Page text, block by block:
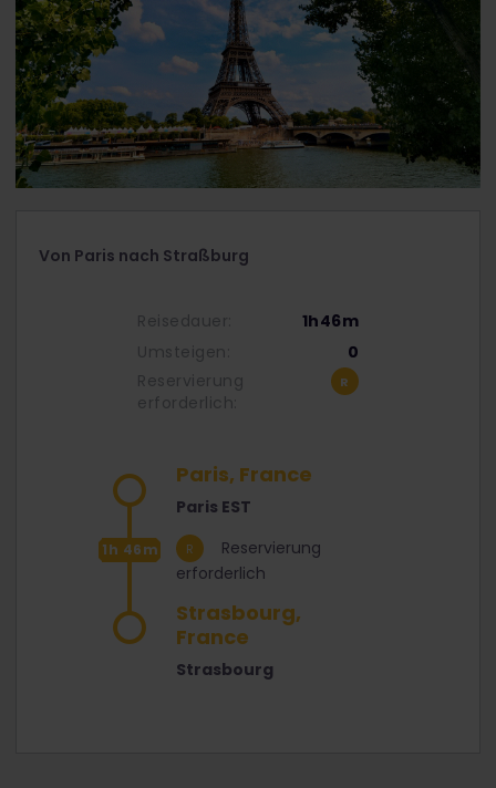
Von Paris nach Straßburg
Reisedauer:
1h46m
Umsteigen:
0
Reservierung
erforderlich:
Paris, France
Paris EST
1h 46m
Reservierung
erforderlich
Strasbourg,
France
Strasbourg